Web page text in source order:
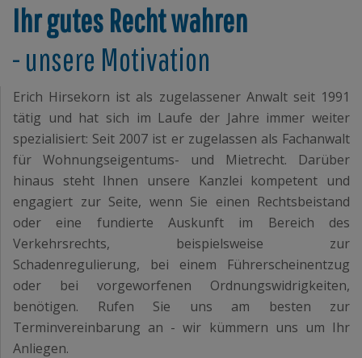
Ihr gutes Recht wahren
- unsere Motivation
Erich Hirsekorn ist als zugelassener Anwalt seit 1991
tätig und hat sich im Laufe der Jahre immer weiter
spezialisiert: Seit 2007 ist er zugelassen als Fachanwalt
für Wohnungseigentums- und Mietrecht. Darüber
hinaus steht Ihnen unsere Kanzlei kompetent und
engagiert zur Seite, wenn Sie einen Rechtsbeistand
oder eine fundierte Auskunft im Bereich des
Verkehrsrechts, beispielsweise zur
Schadenregulierung, bei einem Führerscheinentzug
oder bei vorgeworfenen Ordnungswidrigkeiten,
benötigen. Rufen Sie uns am besten zur
Terminvereinbarung an - wir kümmern uns um Ihr
Anliegen.